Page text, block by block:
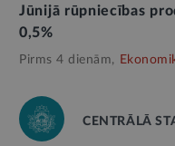
Jūnijā rūpniecības
0,5%
Pirms 4 dienām,
CENTRĀLĀ